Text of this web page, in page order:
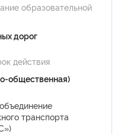
образовательной
дорог
действия
общественная)
транспорта